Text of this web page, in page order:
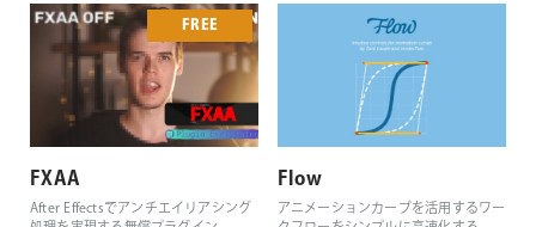
FREE
FXAA
After Effectsでアンチエイリアシング
Flow
アニメーションカーブを活用するワー